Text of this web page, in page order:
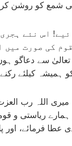
شمع کو روشن
اس نئے
کی صورت میں
تعالیٰ سے دعاگو
ہمیشہ کیلئے
میری اللہ رب
ہمارے ریاستی و
عطا فرمائے،